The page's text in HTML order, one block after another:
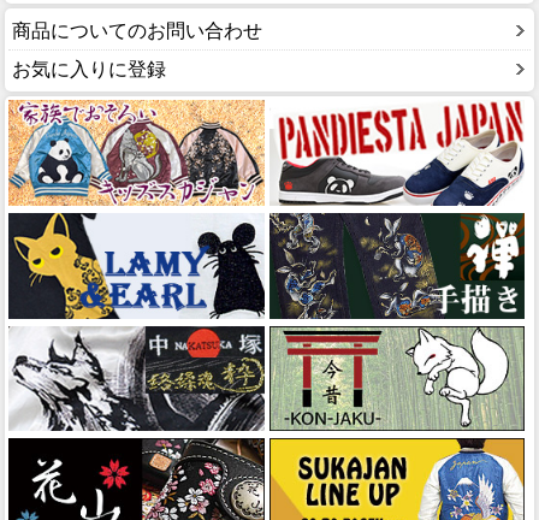
商品についてのお問い合わせ
お気に入りに登録